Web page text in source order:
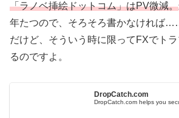
「ラノベ挿絵ドットコム」はPV微減。
年たつので、そろそろ書かなければ
だけど、そういう時に限ってFXでト
るのですよ。
DropCatch.com
DropCatch.com helps you